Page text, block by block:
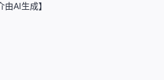
AI生成】